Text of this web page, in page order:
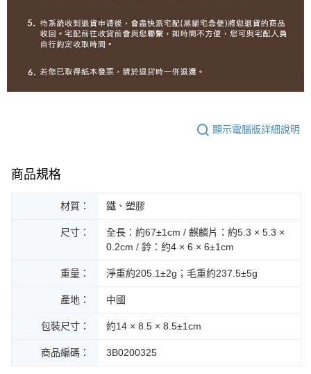
顯示電腦版詳細說明
商品規格
材質： 鐵、塑膠
尺寸：
全長：約67±1cm / 麒麟片：約5.3 × 5.3 ×
0.2cm / 鈴：約4 × 6 × 6±1cm
重量： 淨重約205.1±2g；毛重約237.5±5g
產地： 中國
包裝尺寸： 約14 × 8.5 × 8.5±1cm
商品編碼： 3B0200325